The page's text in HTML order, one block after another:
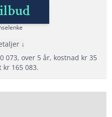
kr
073, over 5 år, kostnad kr 35
kr 165 083.
du vil